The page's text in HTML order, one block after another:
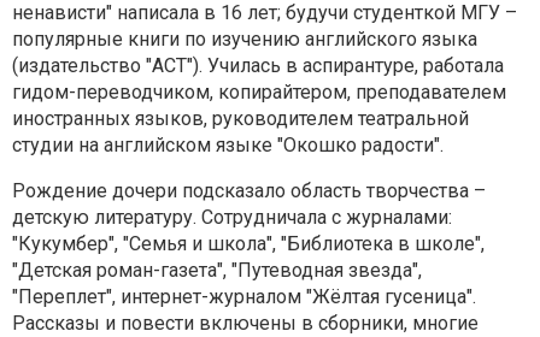
ненависти" написала в 16 лет; будучи студенткой МГУ –
популярные книги по изучению английского языка
(издательство "АСТ"). Училась в аспирантуре, работала
гидом-переводчиком, копирайтером, преподавателем
иностранных языков, руководителем театральной
студии на английском языке "Окошко радости".
Рождение дочери подсказало область творчества –
детскую литературу. Сотрудничала с журналами:
"Кукумбер", "Семья и школа", "Библиотека в школе",
"Детская роман-газета", "Путеводная звезда",
"Переплет", интернет-журналом "Жёлтая гусеница".
Рассказы и повести включены в сборники, многие